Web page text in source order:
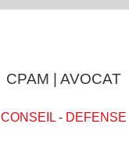
CPAM | AVOCAT
CONSEIL- DEFENSE